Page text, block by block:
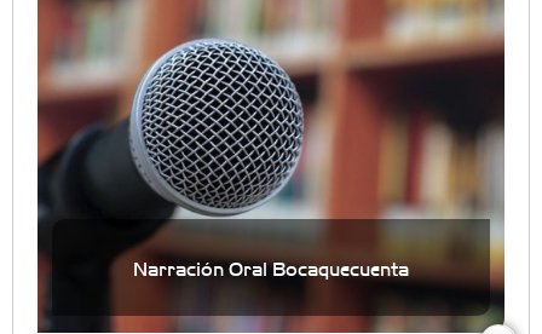
Narración Oral Bocaquecuenta